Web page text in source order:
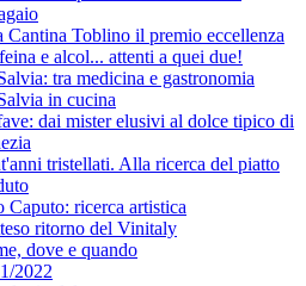
Cantina Toblino il premio eccellenza
e alcol... attenti a quei due!
tra medicina e gastronomia
in cucina
dai mister elusivi al dolce tipico di
tristellati. Alla ricerca del piatto
Caputo: ricerca artistica
ritorno del Vinitaly
dove e quando
2022